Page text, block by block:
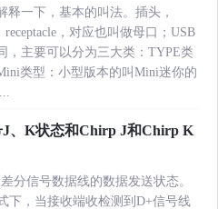
一下，基本的叫法。插头，
，对应也叫做母口；USB
，主要可以分为三大类：TYPE类
类型：小型版本的叫Mini迷你的
J、K状态和Chirp J和Chirp K
分信号数据线的数据发送状态。
下，当接收端收检测到D+信号线